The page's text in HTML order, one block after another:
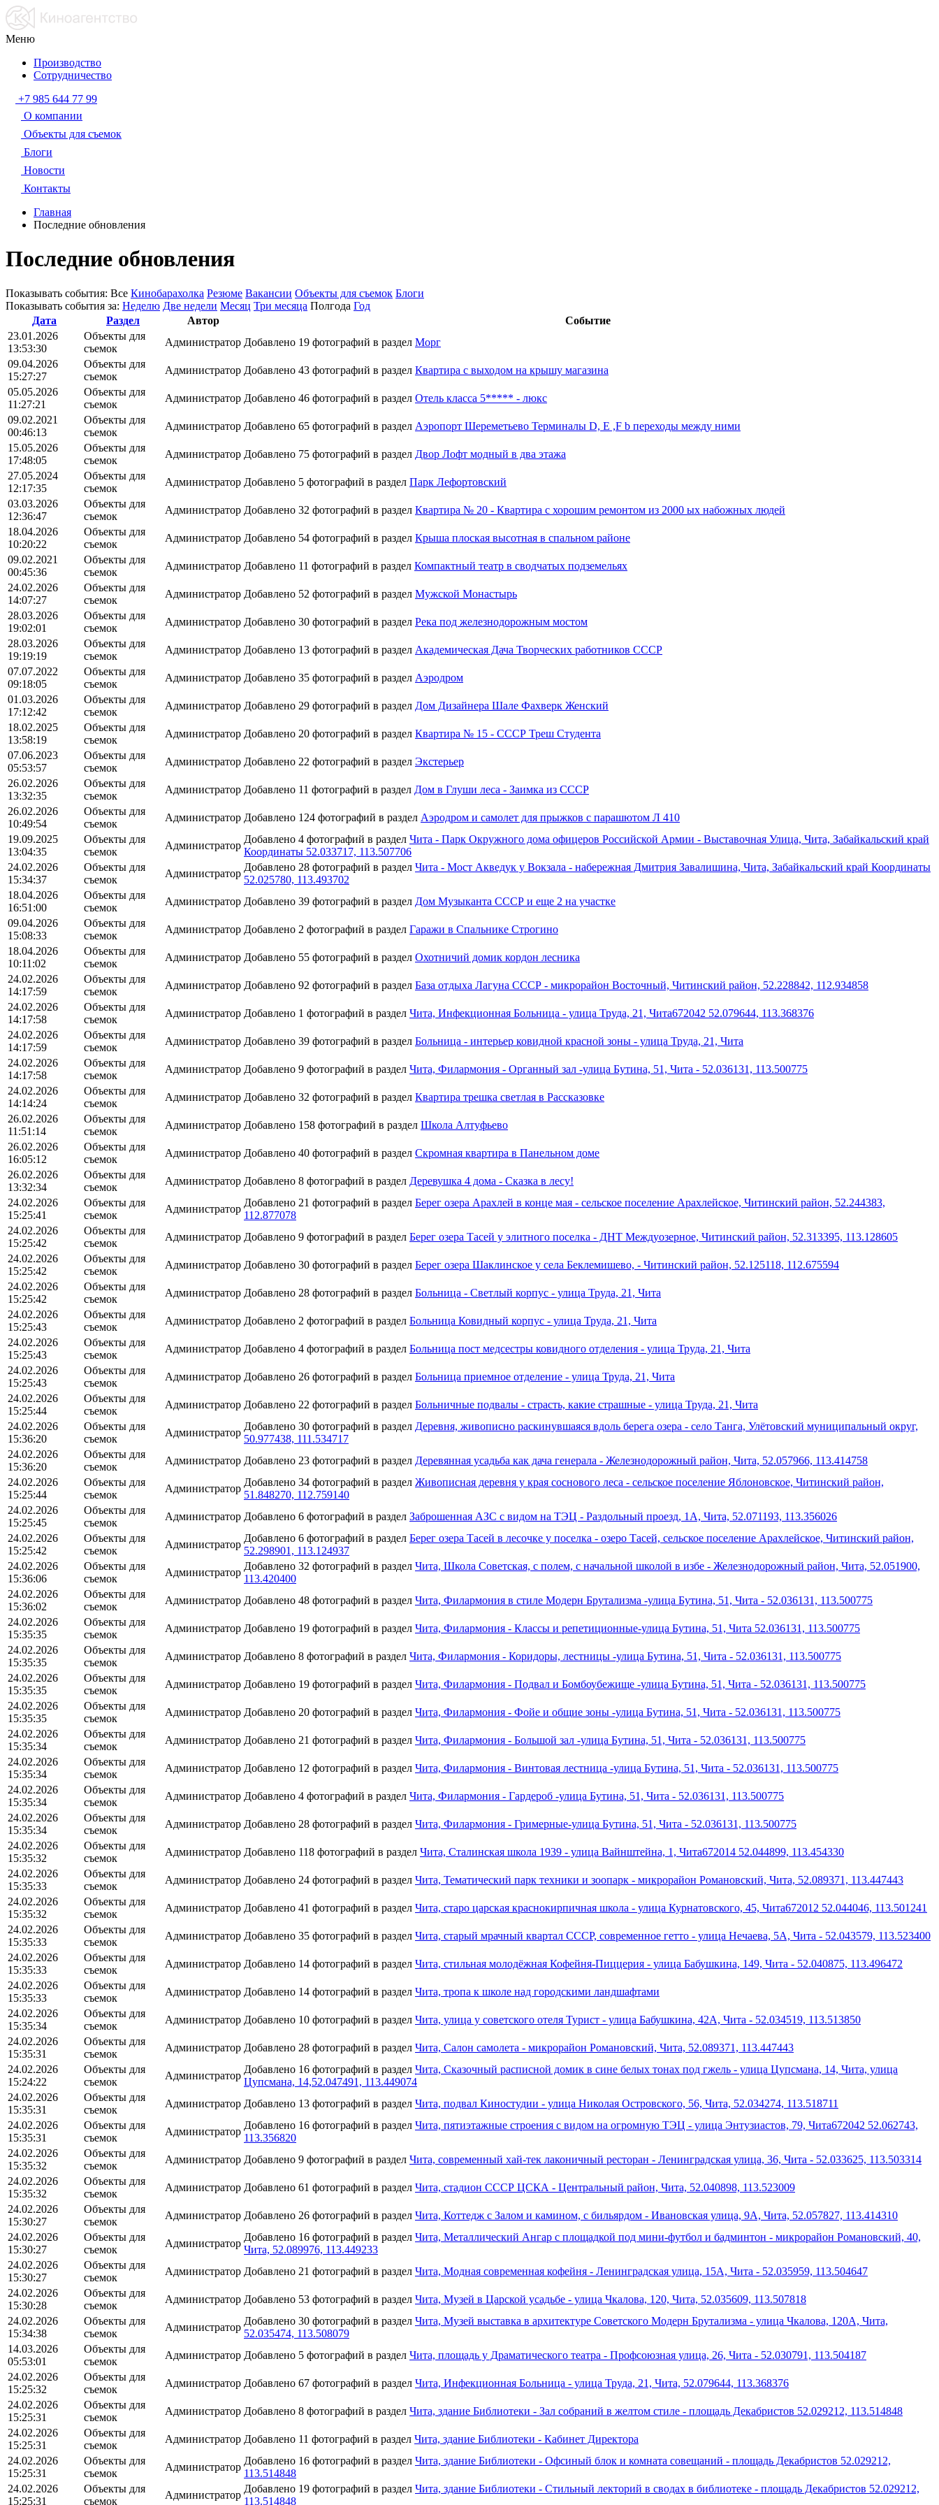
Меню
Производство
Сотрудничество
+7 985 644 77 99
О компании
Объекты для съемок
Блоги
Новости
Контакты
Главная
Последние обновления
Последние обновления
Показывать события: Все Кинобарахолка Резюме Вакансии Объекты для съемок Блоги
Показывать события за: Неделю Две недели Месяц Три месяца Полгода Год
Дата
Раздел Автор
Событие
23.01.2026
13:53:30
Объекты для
съемок
Администратор Добавлено 19 фотографий в раздел Морг
09.04.2026
15:27:27
Объекты для
съемок
Администратор Добавлено 43 фотографий в раздел Квартира с выходом на крышу магазина
05.05.2026
11:27:21
Объекты для
съемок
Администратор Добавлено 46 фотографий в раздел Отель класса 5***** - люкс
09.02.2021
00:46:13
Объекты для
съемок
Администратор Добавлено 65 фотографий в раздел Аэропорт Шереметьево Терминалы D, E ,F b переходы между ними
15.05.2026
17:48:05
Объекты для
съемок
Администратор Добавлено 75 фотографий в раздел Двор Лофт модный в два этажа
27.05.2024
12:17:35
Объекты для
съемок
Администратор Добавлено 5 фотографий в раздел Парк Лефортовский
03.03.2026
12:36:47
Объекты для
съемок
Администратор Добавлено 32 фотографий в раздел Квартира № 20 - Квартира с хорошим ремонтом из 2000 ых набожных людей
18.04.2026
10:20:22
Объекты для
съемок
Администратор Добавлено 54 фотографий в раздел Крыша плоская высотная в спальном районе
09.02.2021
00:45:36
Объекты для
съемок
Администратор Добавлено 11 фотографий в раздел Компактный театр в сводчатых подземельях
24.02.2026
14:07:27
Объекты для
съемок
Администратор Добавлено 52 фотографий в раздел Мужской Монастырь
28.03.2026
19:02:01
Объекты для
съемок
Администратор Добавлено 30 фотографий в раздел Река под железнодорожным мостом
28.03.2026
19:19:19
Объекты для
съемок
Администратор Добавлено 13 фотографий в раздел Академическая Дача Творческих работников СССР
07.07.2022
09:18:05
Объекты для
съемок
Администратор Добавлено 35 фотографий в раздел Аэродром
01.03.2026
17:12:42
Объекты для
съемок
Администратор Добавлено 29 фотографий в раздел Дом Дизайнера Шале Фахверк Женский
18.02.2025
13:58:19
Объекты для
съемок
Администратор Добавлено 20 фотографий в раздел Квартира № 15 - СССР Треш Студента
07.06.2023
05:53:57
Объекты для
съемок
Администратор Добавлено 22 фотографий в раздел Экстерьер
26.02.2026
13:32:35
Объекты для
съемок
Администратор Добавлено 11 фотографий в раздел Дом в Глуши леса - Заимка из СССР
26.02.2026
10:49:54
Объекты для
съемок
Администратор Добавлено 124 фотографий в раздел Аэродром и самолет для прыжков с парашютом Л 410
19.09.2025
13:04:35
Объекты для
съемок
Администратор
Добавлено 4 фотографий в раздел Чита - Парк Окружного дома офицеров Российской Армии - Выставочная Улица, Чита, Забайкальский край
Координаты 52.033717, 113.507706
24.02.2026
15:34:37
Объекты для
съемок
Администратор
Добавлено 28 фотографий в раздел Чита - Мост Акведук у Вокзала - набережная Дмитрия Завалишина, Чита, Забайкальский край Координаты
52.025780, 113.493702
18.04.2026
16:51:00
Объекты для
съемок
Администратор Добавлено 39 фотографий в раздел Дом Музыканта СССР и еще 2 на участке
09.04.2026
15:08:33
Объекты для
съемок
Администратор Добавлено 2 фотографий в раздел Гаражи в Спальнике Строгино
18.04.2026
10:11:02
Объекты для
съемок
Администратор Добавлено 55 фотографий в раздел Охотничий домик кордон лесника
24.02.2026
14:17:59
Объекты для
съемок
Администратор Добавлено 92 фотографий в раздел База отдыха Лагуна СССР - микрорайон Восточный, Читинский район, 52.228842, 112.934858
24.02.2026
14:17:58
Объекты для
съемок
Администратор Добавлено 1 фотографий в раздел Чита, Инфекционная Больница - улица Труда, 21, Чита672042 52.079644, 113.368376
24.02.2026
14:17:59
Объекты для
съемок
Администратор Добавлено 39 фотографий в раздел Больница - интерьер ковидной красной зоны - улица Труда, 21, Чита
24.02.2026
14:17:58
Объекты для
съемок
Администратор Добавлено 9 фотографий в раздел Чита, Филармония - Органный зал -улица Бутина, 51, Чита - 52.036131, 113.500775
24.02.2026
14:14:24
Объекты для
съемок
Администратор Добавлено 32 фотографий в раздел Квартира трешка светлая в Рассказовке
26.02.2026
11:51:14
Объекты для
съемок
Администратор Добавлено 158 фотографий в раздел Школа Алтуфьево
26.02.2026
16:05:12
Объекты для
съемок
Администратор Добавлено 40 фотографий в раздел Скромная квартира в Панельном доме
26.02.2026
13:32:34
Объекты для
съемок
Администратор Добавлено 8 фотографий в раздел Деревушка 4 дома - Сказка в лесу!
24.02.2026
15:25:41
Объекты для
съемок
Администратор
Добавлено 21 фотографий в раздел Берег озера Арахлей в конце мая - сельское поселение Арахлейское, Читинский район, 52.244383,
112.877078
24.02.2026
15:25:42
Объекты для
съемок
Администратор Добавлено 9 фотографий в раздел Берег озера Тасей у элитного поселка - ДНТ Междуозерное, Читинский район, 52.313395, 113.128605
24.02.2026
15:25:42
Объекты для
съемок
Администратор Добавлено 30 фотографий в раздел Берег озера Шаклинское у села Беклемишево, - Читинский район, 52.125118, 112.675594
24.02.2026
15:25:42
Объекты для
съемок
Администратор Добавлено 28 фотографий в раздел Больница - Светлый корпус - улица Труда, 21, Чита
24.02.2026
15:25:43
Объекты для
съемок
Администратор Добавлено 2 фотографий в раздел Больница Ковидный корпус - улица Труда, 21, Чита
24.02.2026
15:25:43
Объекты для
съемок
Администратор Добавлено 4 фотографий в раздел Больница пост медсестры ковидного отделения - улица Труда, 21, Чита
24.02.2026
15:25:43
Объекты для
съемок
Администратор Добавлено 26 фотографий в раздел Больница приемное отделение - улица Труда, 21, Чита
24.02.2026
15:25:44
Объекты для
съемок
Администратор Добавлено 22 фотографий в раздел Больничные подвалы - страсть, какие страшные - улица Труда, 21, Чита
24.02.2026
15:36:20
Объекты для
съемок
Администратор
Добавлено 30 фотографий в раздел Деревня, живописно раскинувшаяся вдоль берега озера - село Танга, Улётовский муниципальный округ,
50.977438, 111.534717
24.02.2026
15:36:20
Объекты для
съемок
Администратор Добавлено 23 фотографий в раздел Деревянная усадьба как дача генерала - Железнодорожный район, Чита, 52.057966, 113.414758
24.02.2026
15:25:44
Объекты для
съемок
Администратор
Добавлено 34 фотографий в раздел Живописная деревня у края соснового леса - сельское поселение Яблоновское, Читинский район,
51.848270, 112.759140
24.02.2026
15:25:45
Объекты для
съемок
Администратор Добавлено 6 фотографий в раздел Заброшенная АЗС с видом на ТЭЦ - Раздольный проезд, 1А, Чита, 52.071193, 113.356026
24.02.2026
15:25:42
Объекты для
съемок
Администратор
Добавлено 6 фотографий в раздел Берег озера Тасей в лесочке у поселка - озеро Тасей, сельское поселение Арахлейское, Читинский район,
52.298901, 113.124937
24.02.2026
15:36:06
Объекты для
съемок
Администратор
Добавлено 32 фотографий в раздел Чита, Школа Советская, с полем, с начальной школой в избе - Железнодорожный район, Чита, 52.051900,
113.420400
24.02.2026
15:36:02
Объекты для
съемок
Администратор Добавлено 48 фотографий в раздел Чита, Филармония в стиле Модерн Брутализма -улица Бутина, 51, Чита - 52.036131, 113.500775
24.02.2026
15:35:35
Объекты для
съемок
Администратор Добавлено 19 фотографий в раздел Чита, Филармония - Классы и репетиционные-улица Бутина, 51, Чита 52.036131, 113.500775
24.02.2026
15:35:35
Объекты для
съемок
Администратор Добавлено 8 фотографий в раздел Чита, Филармония - Коридоры, лестницы -улица Бутина, 51, Чита - 52.036131, 113.500775
24.02.2026
15:35:35
Объекты для
съемок
Администратор Добавлено 19 фотографий в раздел Чита, Филармония - Подвал и Бомбоубежище -улица Бутина, 51, Чита - 52.036131, 113.500775
24.02.2026
15:35:35
Объекты для
съемок
Администратор Добавлено 20 фотографий в раздел Чита, Филармония - Фойе и общие зоны -улица Бутина, 51, Чита - 52.036131, 113.500775
24.02.2026
15:35:34
Объекты для
съемок
Администратор Добавлено 21 фотографий в раздел Чита, Филармония - Большой зал -улица Бутина, 51, Чита - 52.036131, 113.500775
24.02.2026
15:35:34
Объекты для
съемок
Администратор Добавлено 12 фотографий в раздел Чита, Филармония - Винтовая лестница -улица Бутина, 51, Чита - 52.036131, 113.500775
24.02.2026
15:35:34
Объекты для
съемок
Администратор Добавлено 4 фотографий в раздел Чита, Филармония - Гардероб -улица Бутина, 51, Чита - 52.036131, 113.500775
24.02.2026
15:35:34
Объекты для
съемок
Администратор Добавлено 28 фотографий в раздел Чита, Филармония - Гримерные-улица Бутина, 51, Чита - 52.036131, 113.500775
24.02.2026
15:35:32
Объекты для
съемок
Администратор Добавлено 118 фотографий в раздел Чита, Сталинская школа 1939 - улица Вайнштейна, 1, Чита672014 52.044899, 113.454330
24.02.2026
15:35:33
Объекты для
съемок
Администратор Добавлено 24 фотографий в раздел Чита, Тематический парк техники и зоопарк - микрорайон Романовский, Чита, 52.089371, 113.447443
24.02.2026
15:35:32
Объекты для
съемок
Администратор Добавлено 41 фотографий в раздел Чита, старо царская краснокирпичная школа - улица Курнатовского, 45, Чита672012 52.044046, 113.501241
24.02.2026
15:35:33
Объекты для
съемок
Администратор Добавлено 35 фотографий в раздел Чита, старый мрачный квартал СССР, современное гетто - улица Нечаева, 5А, Чита - 52.043579, 113.523400
24.02.2026
15:35:33
Объекты для
съемок
Администратор Добавлено 14 фотографий в раздел Чита, стильная молодёжная Кофейня-Пиццерия - улица Бабушкина, 149, Чита - 52.040875, 113.496472
24.02.2026
15:35:33
Объекты для
съемок
Администратор Добавлено 14 фотографий в раздел Чита, тропа к школе над городскими ландшафтами
24.02.2026
15:35:34
Объекты для
съемок
Администратор Добавлено 10 фотографий в раздел Чита, улица у советского отеля Турист - улица Бабушкина, 42А, Чита - 52.034519, 113.513850
24.02.2026
15:35:31
Объекты для
съемок
Администратор Добавлено 28 фотографий в раздел Чита, Салон самолета - микрорайон Романовский, Чита, 52.089371, 113.447443
24.02.2026
15:24:22
Объекты для
съемок
Администратор
Добавлено 16 фотографий в раздел Чита, Сказочный расписной домик в сине белых тонах под гжель - улица Цупсмана, 14, Чита, улица
Цупсмана, 14,52.047491, 113.449074
24.02.2026
15:35:31
Объекты для
съемок
Администратор Добавлено 13 фотографий в раздел Чита, подвал Киностудии - улица Николая Островского, 56, Чита, 52.034274, 113.518711
24.02.2026
15:35:31
Объекты для
съемок
Администратор
Добавлено 16 фотографий в раздел Чита, пятиэтажные строения с видом на огромную ТЭЦ - улица Энтузиастов, 79, Чита672042 52.062743,
113.356820
24.02.2026
15:35:32
Объекты для
съемок
Администратор Добавлено 9 фотографий в раздел Чита, современный хай-тек лаконичный ресторан - Ленинградская улица, 36, Чита - 52.033625, 113.503314
24.02.2026
15:35:32
Объекты для
съемок
Администратор Добавлено 61 фотографий в раздел Чита, стадион СССР ЦСКА - Центральный район, Чита, 52.040898, 113.523009
24.02.2026
15:30:27
Объекты для
съемок
Администратор Добавлено 26 фотографий в раздел Чита, Коттедж с Залом и камином, с бильярдом - Ивановская улица, 9А, Чита, 52.057827, 113.414310
24.02.2026
15:30:27
Объекты для
съемок
Администратор
Добавлено 16 фотографий в раздел Чита, Металлический Ангар с площадкой под мини-футбол и бадминтон - микрорайон Романовский, 40,
Чита, 52.089976, 113.449233
24.02.2026
15:30:27
Объекты для
съемок
Администратор Добавлено 21 фотографий в раздел Чита, Модная современная кофейня - Ленинградская улица, 15А, Чита - 52.035959, 113.504647
24.02.2026
15:30:28
Объекты для
съемок
Администратор Добавлено 53 фотографий в раздел Чита, Музей в Царской усадьбе - улица Чкалова, 120, Чита, 52.035609, 113.507818
24.02.2026
15:34:38
Объекты для
съемок
Администратор
Добавлено 30 фотографий в раздел Чита, Музей выставка в архитектуре Советского Модерн Брутализма - улица Чкалова, 120А, Чита,
52.035474, 113.508079
14.03.2026
05:53:01
Объекты для
съемок
Администратор Добавлено 5 фотографий в раздел Чита, площадь у Драматического театра - Профсоюзная улица, 26, Чита - 52.030791, 113.504187
24.02.2026
15:25:32
Объекты для
съемок
Администратор Добавлено 67 фотографий в раздел Чита, Инфекционная Больница - улица Труда, 21, Чита, 52.079644, 113.368376
24.02.2026
15:25:31
Объекты для
съемок
Администратор Добавлено 8 фотографий в раздел Чита, здание Библиотеки - Зал собраний в желтом стиле - площадь Декабристов 52.029212, 113.514848
24.02.2026
15:25:31
Объекты для
съемок
Администратор Добавлено 11 фотографий в раздел Чита, здание Библиотеки - Кабинет Директора
24.02.2026
15:25:31
Объекты для
съемок
Администратор
Добавлено 16 фотографий в раздел Чита, здание Библиотеки - Офсиный блок и комната совещаний - площадь Декабристов 52.029212,
113.514848
24.02.2026
15:25:31
Объекты для
съемок
Администратор
Добавлено 19 фотографий в раздел Чита, здание Библиотеки - Стильный лекторий в сводах в библиотеке - площадь Декабристов 52.029212,
113.514848